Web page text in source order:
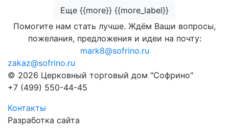
Еще {{more}} {{more_label}}
Помогите нам стать лучше. Ждём Ваши вопросы,
пожелания, предложения и идеи на почту:
mark8@sofrino.ru
zakaz@sofrino.ru
© 2026 Церковный торговый дом "Софрино"
+7 (499) 550-44-45
Контакты
Разработка сайта